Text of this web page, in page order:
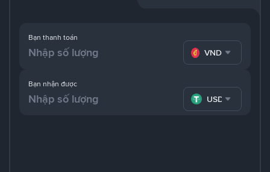
Bạn thanh toán
VND
Bạn nhận được
USDT